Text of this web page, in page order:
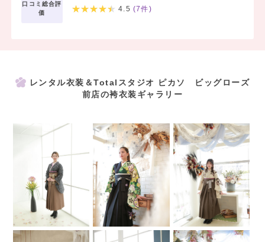
口コミ総合評
価
4.5 (7件)
レンタル衣装＆Totalスタジオ ピカソ ビッグローズ
前店の袴衣装ギャラリー